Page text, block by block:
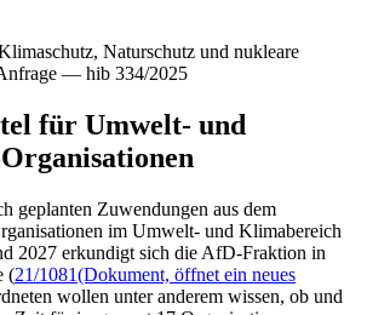
Naturschutz und nukleare
— hib 334/2025
für Umwelt- und
geplanten Zuwendungen aus dem
im Umwelt- und Klimabereich
2027 erkundigt sich die AfD-Fraktion in
(21/1081(Dokument, öffnet ein neues
wollen unter anderem wissen, ob und